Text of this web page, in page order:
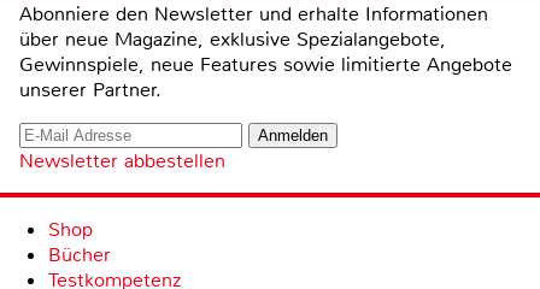
Abonniere den Newsletter und erhalte Informationen
über neue Magazine, exklusive Spezialangebote,
Gewinnspiele, neue Features sowie limitierte Angebote
unserer Partner.
Newsletter abbestellen
Shop
Bücher
Testkompetenz